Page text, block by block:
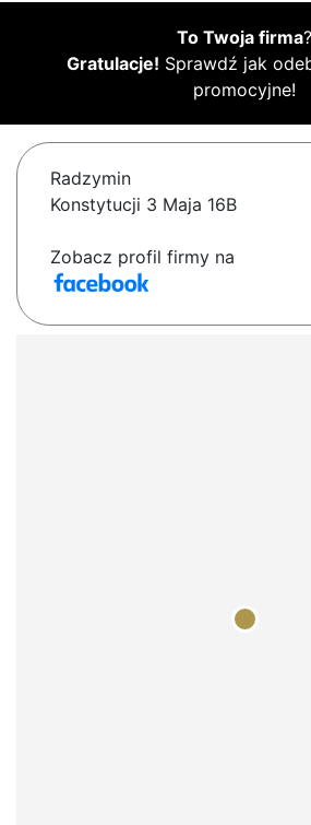
To Twoja firma?
Gratulacje! Sprawdź jak
promocyjne!
Radzymin
Konstytucji 3 Maja 16B
Zobacz profil firmy na